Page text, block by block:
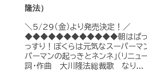
隆法）
＼5/29（金）より発売決定！／
◆◆◆◆◆◆◆◆◆◆◆◆朝はぱっち
っすり！ぼくらは元気なスーパーマ
パーマンの起っきとネンネ」（リニュ
詞・作曲 大川隆法総裁歌 なり...